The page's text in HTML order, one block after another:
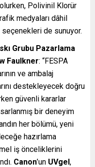
Polivinil Klorür
medyaları dâhil
de sunuyor.
Grubu Pazarlama
Faulkner: “FESPA
ve ambalaj
destekleyecek doğru
güvenli kararlar
bir deneyim
her bölümü, yeni
hazırlama
iş önceliklerini
Canon’un UVgel,